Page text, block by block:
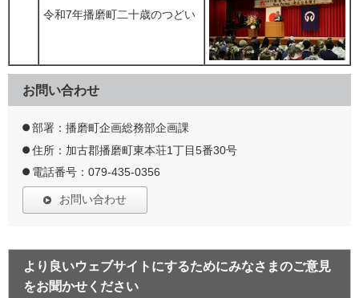
令和7年播磨町二十歳のつどい
お問い合わせ
部署：播磨町企画総務部企画課
住所：加古郡播磨町東本荘1丁目5番30号
電話番号：079-435-0356
お問い合わせ
より良いウェブサイトにするためにみなさまのご意見
をお聞かせください